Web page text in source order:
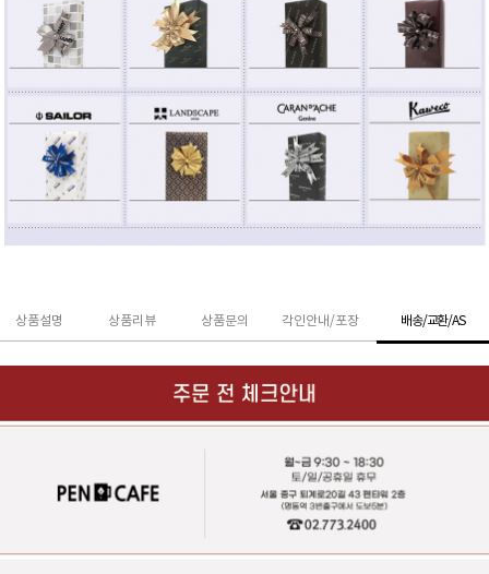
상품설명 상품리뷰 상품문의 각인안내/포장 배송/교환/AS